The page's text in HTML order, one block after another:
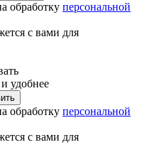
обработку персональной
с вами для
удобнее
обработку персональной
с вами для